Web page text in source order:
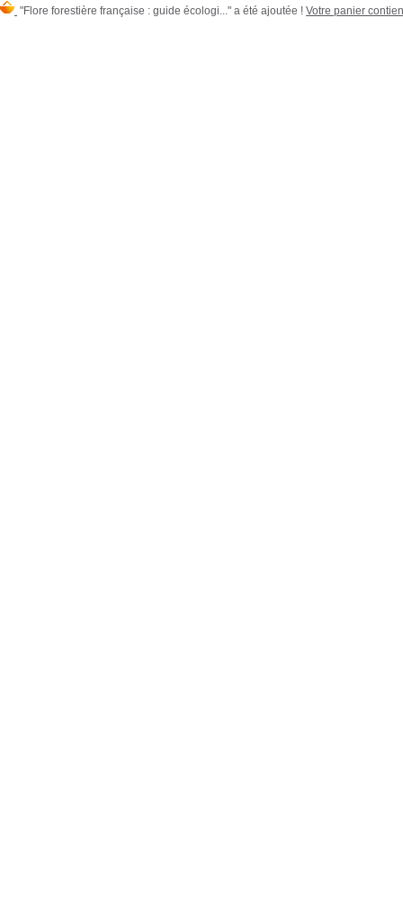
"Flore forestière française : guide écologi..." a été ajoutée ! Votre panier